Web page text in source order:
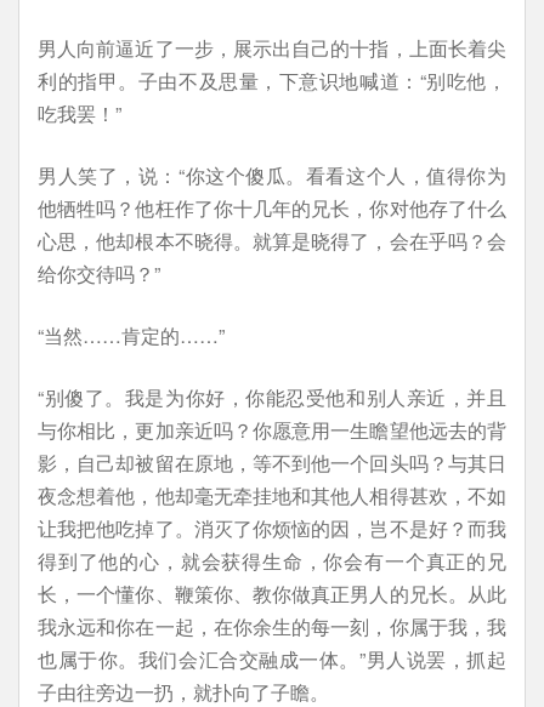
男人向前逼近了一步，展示出自己的十指，上面长着尖
利的指甲。子由不及思量，下意识地喊道：“别吃他，
吃我罢！”
男人笑了，说：“你这个傻瓜。看看这个人，值得你为
他牺牲吗？他枉作了你十几年的兄长，你对他存了什么
心思，他却根本不晓得。就算是晓得了，会在乎吗？会
给你交待吗？”
“当然……肯定的……”
“别傻了。我是为你好，你能忍受他和别人亲近，并且
与你相比，更加亲近吗？你愿意用一生瞻望他远去的背
影，自己却被留在原地，等不到他一个回头吗？与其日
夜念想着他，他却毫无牵挂地和其他人相得甚欢，不如
让我把他吃掉了。消灭了你烦恼的因，岂不是好？而我
得到了他的心，就会获得生命，你会有一个真正的兄
长，一个懂你、鞭策你、教你做真正男人的兄长。从此
我永远和你在一起，在你余生的每一刻，你属于我，我
也属于你。我们会汇合交融成一体。”男人说罢，抓起
子由往旁边一扔，就扑向了子瞻。